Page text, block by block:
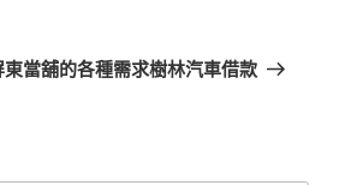
當舖的各種需求樹林汽車借款